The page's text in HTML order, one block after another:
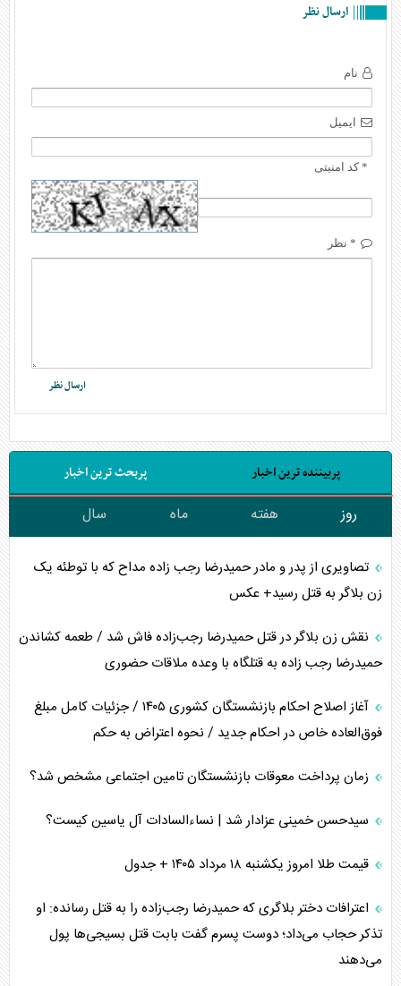
ارسال نظر
نام
ایمیل
* کد امنیتی
* نظر
پربیننده ترین اخبار پربحث ترین اخبار
روز هفته ماه سال
تصاویری از پدر و مادر حمیدرضا رجب زاده مداح که با توطئه یک
زن بلاگر به قتل رسید+ عکس
نقش زن بلاگر در قتل حمیدرضا رجب‌زاده فاش شد / طعمه کشاندن
حمیدرضا رجب زاده به قتلگاه با وعده ملاقات حضوری
آغاز اصلاح احکام بازنشستگان کشوری ۱۴۰۵ / جزئیات کامل مبلغ
فوق‌العاده خاص در احکام جدید / نحوه اعتراض به حکم
زمان پرداخت معوقات بازنشستگان تامین اجتماعی مشخص شد؟
سیدحسن خمینی عزادار شد | نساءالسادات آل یاسین کیست؟
قیمت طلا امروز یکشنبه ۱۸ مرداد ۱۴۰۵ + جدول
اعترافات دختر بلاگری که حمیدرضا رجب‌زاده را به قتل رسانده: او
تذکر حجاب می‌داد؛ دوست پسرم گفت بابت قتل بسیجی‌ها پول
می‌دهند